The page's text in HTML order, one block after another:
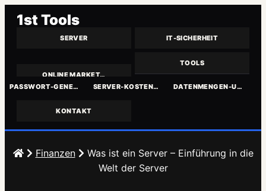
1st Tools
SERVER IT-SICHERHEIT
ONLINE MARKET…
TOOLS
PASSWORT-GENE… SERVER-KOSTEN… DATENMENGEN-U…
KONTAKT
Inhalt
Finanzen
Was ist ein Server – Einführung in die
Welt der Server